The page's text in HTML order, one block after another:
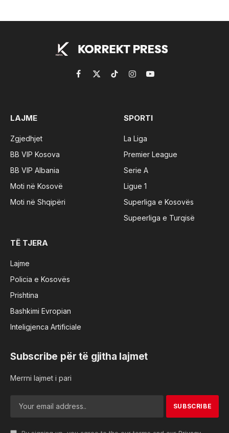
Facebook
X
TikTokInstagramYouTube
LAJME
Zgjedhjet
BB VIP Kosova
BB VIP Albania
Moti në Kosovë
Moti në Shqipëri
SPORTI
La Liga
Premier League
Serie A
Ligue 1
Superliga e Kosovës
Supeerliga e Turqisë
TË TJERA
Lajme
Policia e Kosovës
Prishtina
Bashkimi Evropian
Inteligjenca Artificiale
Subscribe për të gjitha lajmet
Merrni lajmet i pari